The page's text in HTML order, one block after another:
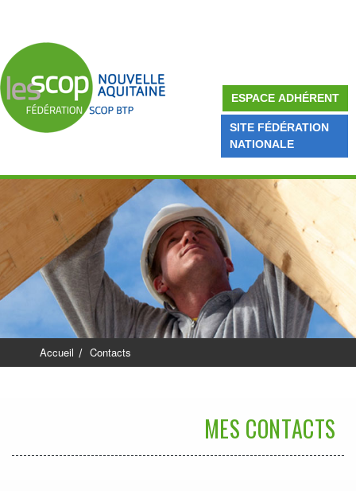
ESPACE ADHÉRENT
SITE FÉDÉRATION
NATIONALE
Accueil Contacts
MES CONTACTS